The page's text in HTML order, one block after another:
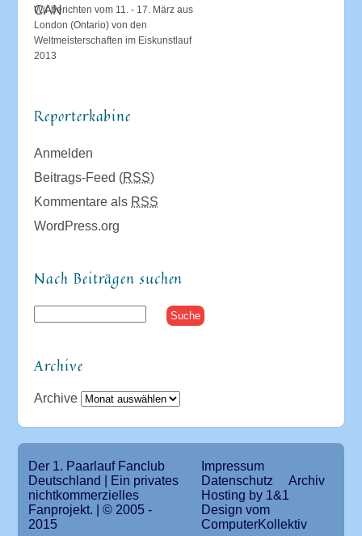
Wir berichten vom 11. - 17. März aus
London (Ontario) von den
Weltmeisterschaften im Eiskunstlauf
2013
Reporterkabine
Anmelden
Beitrags-Feed (RSS)
Kommentare als RSS
WordPress.org
Nach Beiträgen suchen
Archive
Archive
Der 1. Paarlauf Fanclub
Deutschland | Ein privates
nichtkommerzielles
Fanprojekt. | © 2005 -
2015
Impressum
Datenschutz
Archiv
Hosting by 1&1
Design vom
ComputerKollektiv